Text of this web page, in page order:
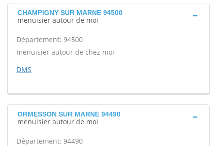
CHAMPIGNY SUR MARNE 94500
menuisier autour de moi
Département: 94500
menuisier autour de chez moi
DMS
ORMESSON SUR MARNE 94490
menuisier autour de moi
Département: 94490